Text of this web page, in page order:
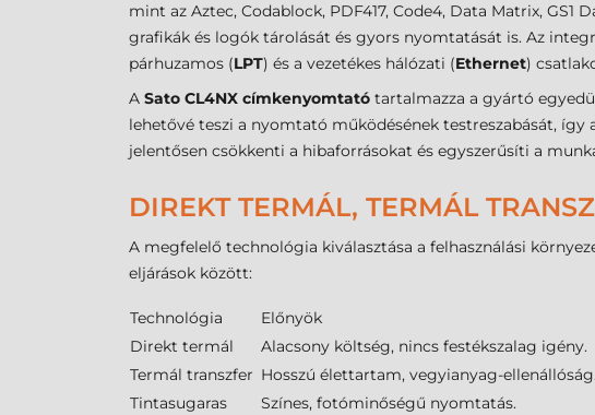
mint az Aztec, Codablock, PDF417, Code4, Data Matrix, GS1
grafikák és logók tárolását és gyors nyomtatását is. Az
párhuzamos (LPT) és a vezetékes hálózati (Ethernet)
A Sato CL4NX címkenyomtató tartalmazza a gyártó
lehetővé teszi a nyomtató működésének testreszabását,
jelentősen csökkenti a hibaforrásokat és egyszerűsíti a
DIREKT TERMÁL, TERMÁL
A megfelelő technológia kiválasztása a felhasználási
eljárások között:
Technológia Előnyök
Direkt termál
Alacsony költség, nincs festékszalag igény.
Termál transzfer Hosszú élettartam, vegyianyag-ellenállóság.
Tintasugaras
Színes, fotóminőségű nyomtatás.